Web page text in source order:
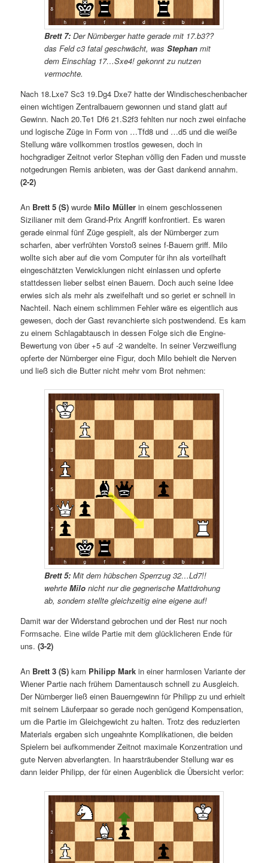
Brett 7: Der Nürnberger hatte gerade mit 17.b3??
das Feld c3 fatal geschwächt, wasStephan mit
dem Einschlag 17…Sxe4! gekonnt zu nutzen
vermochte.
Nach 18.Lxe7 Sc3 19.Dg4 Dxe7 hatte der Windischeschenbacher
einen wichtigen Zentralbauern gewonnen und stand glatt auf
Gewinn. Nach 20.Te1 Df6 21.S2f3 fehlten nur noch zwei einfache
und logische Züge in Form von …Tfd8 und …d5 und die weiße
Stellung wäre vollkommen trostlos gewesen, doch in
hochgradiger Zeitnot verlor Stephan völlig den Faden und musste
notgedrungen Remis anbieten, was der Gast dankend annahm.
(2-2)
An Brett 5 (S) wurdeMilo Müller in einem geschlossenen
Sizilianer mit dem Grand-Prix Angriff konfrontiert. Es waren
gerade einmal fünf Züge gespielt, als der Nürnberger zum
scharfen, aber verfrühten Vorstoß seines f-Bauern griff. Milo
wollte sich aber auf die vom Computer für ihn als vorteilhaft
eingeschätzten Verwicklungen nicht einlassen und opferte
stattdessen lieber selbst einen Bauern. Doch auch seine Idee
erwies sich als mehr als zweifelhaft und so geriet er schnell in
Nachteil. Nach einem schlimmen Fehler wäre es eigentlich aus
gewesen, doch der Gast revanchierte sich postwendend. Es kam
zu einem Schlagabtausch in dessen Folge sich die Engine-
Bewertung von über +5 auf -2 wandelte. In seiner Verzweiflung
opferte der Nürnberger eine Figur, doch Milo behielt die Nerven
und ließ sich die Butter nicht mehr vom Brot nehmen:
Brett 5: Mit dem hübschen Sperrzug 32…Ld7!!
wehrteMilo nicht nur die gegnerische Mattdrohung
ab, sondern stellte gleichzeitig eine eigene auf!
Damit war der Widerstand gebrochen und der Rest nur noch
Formsache. Eine wilde Partie mit dem glücklicheren Ende für
uns.(3-2)
An Brett 3 (S) kam Philipp Mark in einer harmlosen Variante der
Wiener Partie nach frühem Damentausch schnell zu Ausgleich.
Der Nürnberger ließ einen Bauerngewinn für Philipp zu und erhielt
mit seinem Läuferpaar so gerade noch genügend Kompensation,
um die Partie im Gleichgewicht zu halten. Trotz des reduzierten
Materials ergaben sich ungeahnte Komplikationen, die beiden
Spielern bei aufkommender Zeitnot maximale Konzentration und
gute Nerven abverlangten. In haarsträubender Stellung war es
dann leider Philipp, der für einen Augenblick die Übersicht verlor: